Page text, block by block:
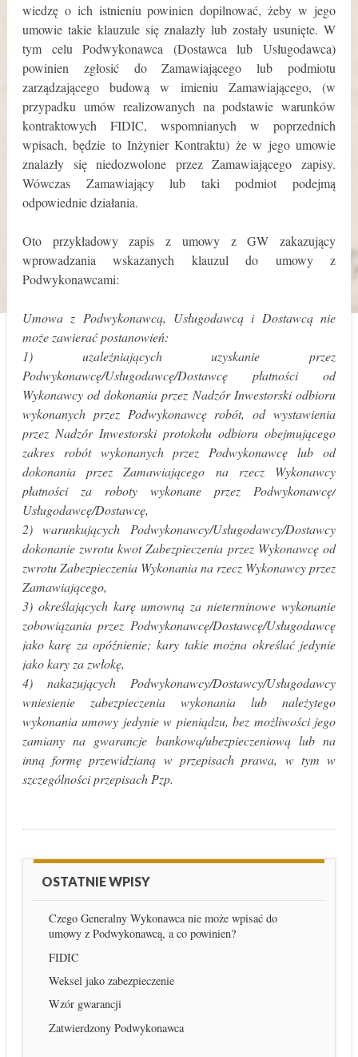
wiedzę o ich istnieniu powinien dopilnować, żeby w jego
umowie takie klauzule się znalazły lub zostały usunięte. W
tym celu Podwykonawca (Dostawca lub Usługodawca)
powinien zgłosić do Zamawiającego lub podmiotu
zarządzającego budową w imieniu Zamawiającego, (w
przypadku umów realizowanych na podstawie warunków
kontraktowych FIDIC, wspomnianych w poprzednich
wpisach, będzie to Inżynier Kontraktu) że w jego umowie
znalazły się niedozwolone przez Zamawiającego zapisy.
Wówczas Zamawiający lub taki podmiot podejmą
odpowiednie działania.
Oto przykładowy zapis z umowy z GW zakazujący
wprowadzania wskazanych klauzul do umowy z
Podwykonawcami:
Umowa z Podwykonawcą, Usługodawcą i Dostawcą nie
może zawierać postanowień:
1) uzależniających uzyskanie przez
Podwykonawcę/Usługodawcę/Dostawcę płatności od
Wykonawcy od dokonania przez Nadzór Inwestorski odbioru
wykonanych przez Podwykonawcę robót, od wystawienia
przez Nadzór Inwestorski protokołu odbioru obejmującego
zakres robót wykonanych przez Podwykonawcę lub od
dokonania przez Zamawiającego na rzecz Wykonawcy
płatności za roboty wykonane przez Podwykonawcę/
Usługodawcę/Dostawcę,
2) warunkujących Podwykonawcy/Usługodawcy/Dostawcy
dokonanie zwrotu kwot Zabezpieczenia przez Wykonawcę od
zwrotu Zabezpieczenia Wykonania na rzecz Wykonawcy przez
Zamawiającego,
3) określających karę umowną za nieterminowe wykonanie
zobowiązania przez Podwykonawcę/Dostawcę/Usługodawcę
jako karę za opóźnienie; kary takie można określać jedynie
jako kary za zwłokę,
4) nakazujących Podwykonawcy/Dostawcy/Usługodawcy
wniesienie zabezpieczenia wykonania lub należytego
wykonania umowy jedynie w pieniądzu, bez możliwości jego
zamiany na gwarancje bankową/ubezpieczeniową lub na
inną formę przewidzianą w przepisach prawa, w tym w
szczególności przepisach Pzp.
OSTATNIE WPISY
Czego Generalny Wykonawca nie może wpisać do
umowy z Podwykonawcą, a co powinien?
FIDIC
Weksel jako zabezpieczenie
Wzór gwarancji
Zatwierdzony Podwykonawca